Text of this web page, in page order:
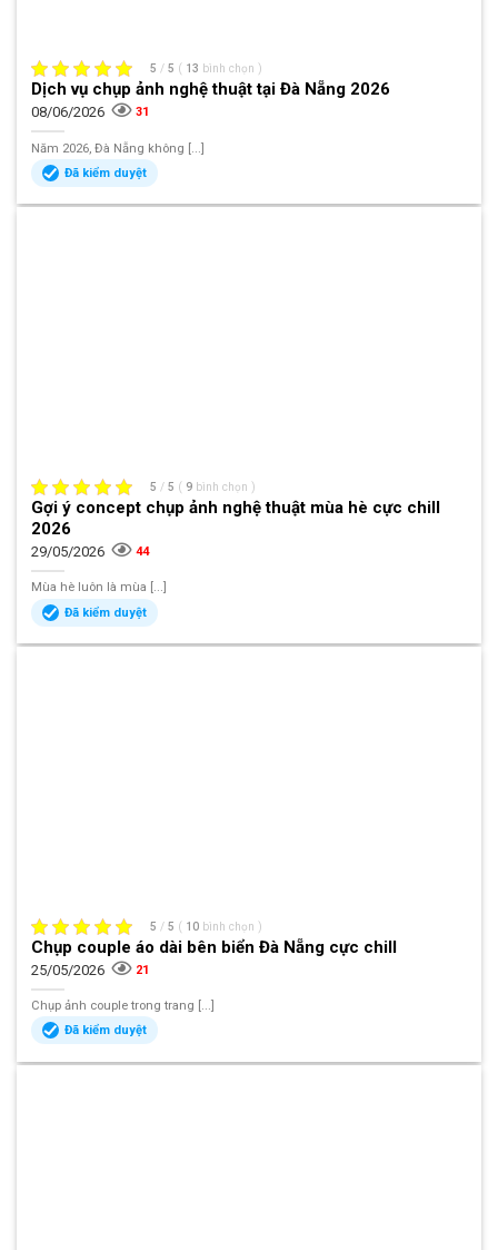
5 / 5 ( 13 bình chọn )
Dịch vụ chụp ảnh nghệ thuật tại Đà Nẵng 2026
08/06/2026 31
Năm 2026, Đà Nẵng không [...]
Đã kiểm duyệt
5 / 5 ( 9 bình chọn )
Gợi ý concept chụp ảnh nghệ thuật mùa hè cực chill
2026
29/05/2026 44
Mùa hè luôn là mùa [...]
Đã kiểm duyệt
5 / 5 ( 10 bình chọn )
Chụp couple áo dài bên biển Đà Nẵng cực chill
25/05/2026 21
Chụp ảnh couple trong trang [...]
Đã kiểm duyệt